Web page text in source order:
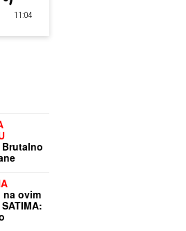
11:04
Brutalno
su šta
na ovim